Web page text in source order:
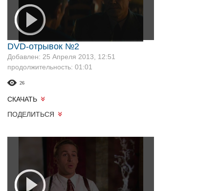
DVD-отрывок №2
Добавлен: 25 Апреля 2013, 12:51
продолжительность: 01:01
26
СКАЧАТЬ
ПОДЕЛИТЬСЯ